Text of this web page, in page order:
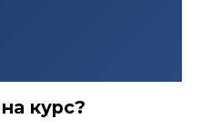
курс?